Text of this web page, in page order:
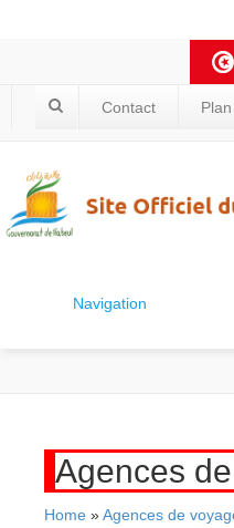
Contact
Navigation
Agences
Home »Agences de